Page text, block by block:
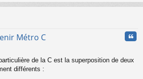
au
Métro C
de la C est la superposition de deux
différents :